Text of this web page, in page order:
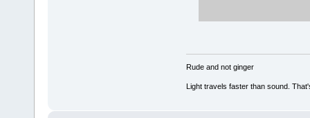
Rude and not ginger
Light travels faster than sound.